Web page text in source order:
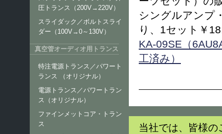
シングルアンプ
り、1セット￥
KA-09SE（
工済み）
当社では、皆様
圧トランス（200V→220V）
スライダック／ボルトスライ
ダー（100V→0～130V）
真空管オーディオ用トランス
特注電源トランス／パワート
ランス （オリジナル）
電源トランス／パワートラン
ス（オリジナル）
ファインメットコア・トラン
ス